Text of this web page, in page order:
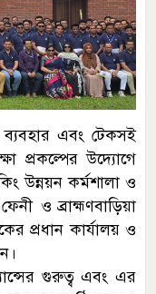
ব্যবহার এবং টেকসই
প্রকল্পের উদ্যোগে
উন্নয়ন কর্মশালা ও
ও ব্রাহ্মণবাড়িয়া
প্রধান কার্যালয় ও
গুরুত্ব এবং এর